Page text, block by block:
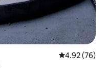
レビュー76
4.92 (76)